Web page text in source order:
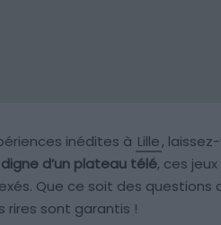
inédites à Lille,
d’un plateau télé, ces
Que ce soit des questions
rires sont garantis !